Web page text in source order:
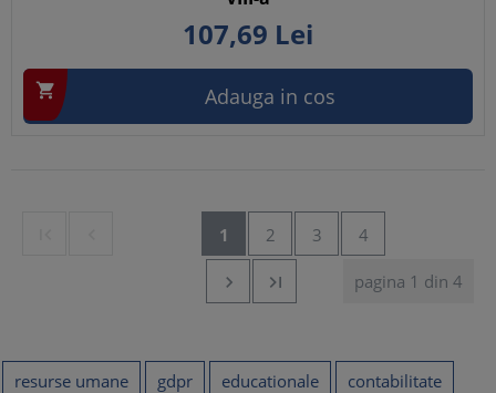
107,69 Lei
 Adauga in cos
1 2 3 4
pagina 1 din 4


resurse umane gdpr educationale
contabilitate